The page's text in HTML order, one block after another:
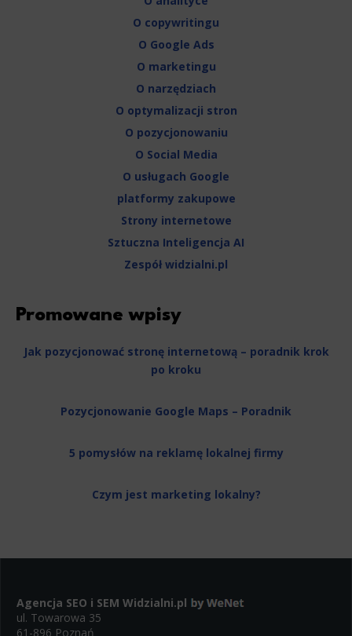
O copywritingu
O Google Ads
O marketingu
O narzędziach
O optymalizacji stron
O pozycjonowaniu
O Social Media
O usługach Google
platformy zakupowe
Strony internetowe
Sztuczna Inteligencja AI
Zespół widzialni.pl
Promowane wpisy
Jak pozycjonować stronę internetową – poradnik krok
po kroku
Pozycjonowanie Google Maps – Poradnik
5 pomysłów na reklamę lokalnej firmy
Czym jest marketing lokalny?
Agencja SEO i SEM Widzialni.pl
ul. Towarowa 35
61-896 Poznań